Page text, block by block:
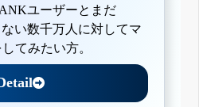
ユーザーとまだ
い数千万人に対してマ
てみたい方。